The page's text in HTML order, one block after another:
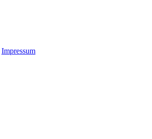
Impressum